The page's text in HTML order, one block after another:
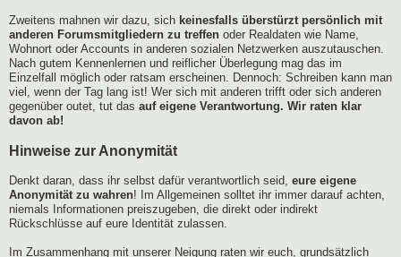
Zweitens mahnen wir dazu, sich keinesfalls überstürzt persönlich mit
anderen Forumsmitgliedern zu treffen oder Realdaten wie Name,
Wohnort oder Accounts in anderen sozialen Netzwerken auszutauschen.
Nach gutem Kennenlernen und reiflicher Überlegung mag das im
Einzelfall möglich oder ratsam erscheinen. Dennoch: Schreiben kann man
viel, wenn der Tag lang ist! Wer sich mit anderen trifft oder sich anderen
gegenüber outet, tut das auf eigene Verantwortung. Wir raten klar
davon ab!
Hinweise zur Anonymität
Denkt daran, dass ihr selbst dafür verantwortlich seid, eure eigene
Anonymität zu wahren! Im Allgemeinen solltet ihr immer darauf achten,
niemals Informationen preiszugeben, die direkt oder indirekt
Rückschlüsse auf eure Identität zulassen.
Im Zusammenhang mit unserer Neigung raten wir euch, grundsätzlich